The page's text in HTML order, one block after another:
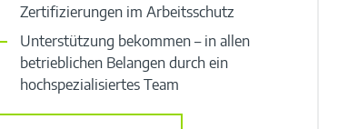
Zertifizierungen im Arbeitsschutz
Unterstützung bekommen – in allen
betrieblichen Belangen durch ein
hochspezialisiertes Team